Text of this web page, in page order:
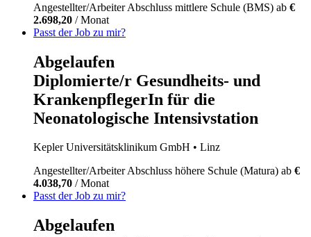
Angestellter/ArbeiterAbschluss mittlere Schule (BMS) ab €
2.698,20 / Monat
Passt der Job zu mir?
Abgelaufen
Diplomierte/r Gesundheits- und
KrankenpflegerIn für die
Neonatologische Intensivstation
Kepler Universitätsklinikum GmbH • Linz
Angestellter/ArbeiterAbschluss höhere Schule (Matura) ab €
4.038,70 / Monat
Passt der Job zu mir?
Abgelaufen